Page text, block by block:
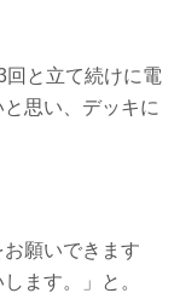
と立て続けに電
思い、デッキに
お願いできます
ます。」と。